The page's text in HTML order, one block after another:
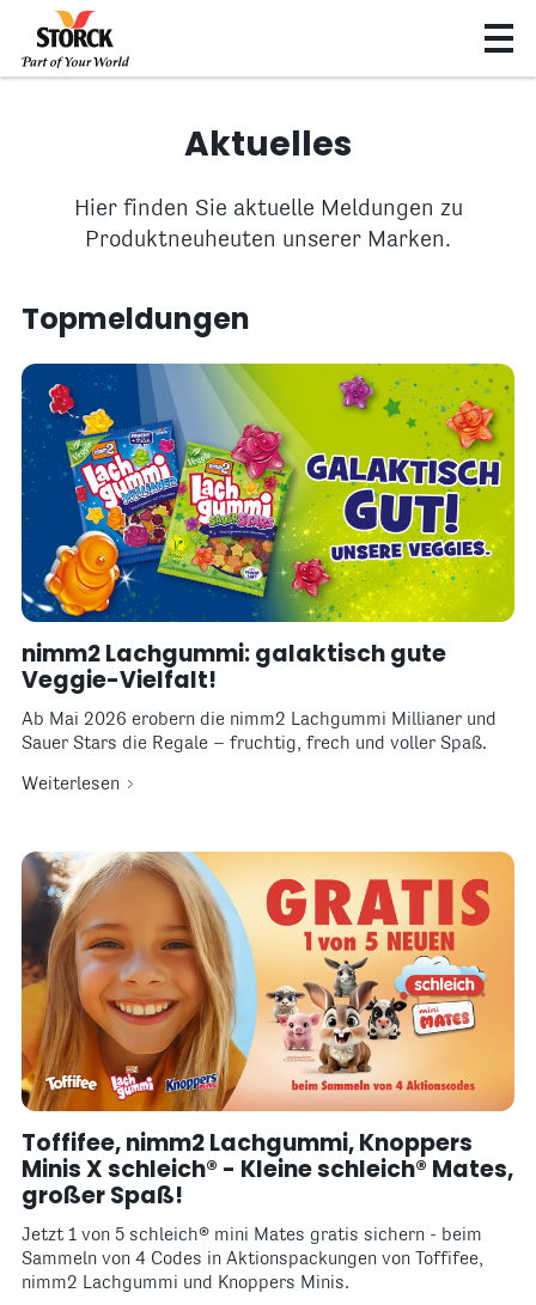
Aktuelles
Hier finden Sie aktuelle Meldungen zu
Produktneuheuten unserer Marken.
Topmeldungen
nimm2 Lachgummi: galaktisch gute
Veggie-Vielfalt!
Ab Mai 2026 erobern die nimm2 Lachgummi Millianer und
Sauer Stars die Regale – fruchtig, frech und voller Spaß.
Weiterlesen
Toffifee, nimm2 Lachgummi, Knoppers
Minis X schleich® - Kleine schleich® Mates,
großer Spaß!
Jetzt 1 von 5 schleich® mini Mates gratis sichern - beim
Sammeln von 4 Codes in Aktionspackungen von Toffifee,
nimm2 Lachgummi und Knoppers Minis.